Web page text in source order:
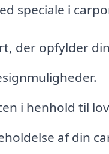
speciale i
der opfylder
i henhold til
af din